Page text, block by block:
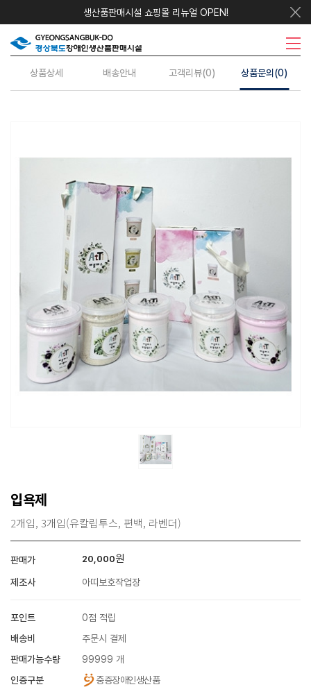
생산품판매시설 쇼핑몰 리뉴얼 OPEN!
우리지역상품 시설안내 주요사업 수의계약 정보센터
입욕제
2개입, 3개입(유칼립투스, 편백, 라벤더)
판매가 20,000원
제조사 아띠보호작업장
포인트
0점 적립
배송비
주문시 결제
판매가능수량
99999 개
인증구분
중증장애인생산품
상품상세 배송안내 고객리뷰(0) 상품문의(0)